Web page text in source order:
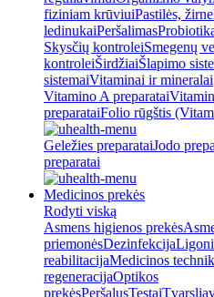
fiziniam krūviuiPastilės,
ledinukaiPeršalimas
Skysčių kontroleiSmegenų
kontroleiŠirdžiaiŠlapimo
sistemaiVitaminai ir mineralai
Vitamino A preparatai
preparataiFolio rūgštis
Geležies preparataiJodo
preparatai
Medicinos prekės
Rodyti viską
Asmens higienos prekės
priemonėsDezinfekcija
reabilitacijaMedicinos
regeneracijaOptikos
prekėsPeršalusTestai